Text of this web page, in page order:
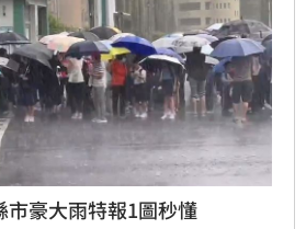
市豪大雨特報1圖秒懂